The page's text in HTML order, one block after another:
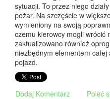
sytuacji. To przez niego
pożar. Na szczęście w
wymieniony na swoją
czemu kierowcy mogli wrócić
zaktualizowano również
niezbędnym elementem
pojazd.
Dodaj Komentarz Poleć